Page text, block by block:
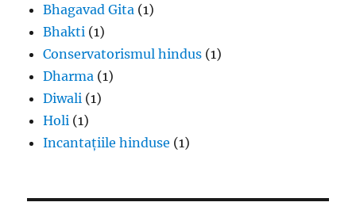
Bhagavad Gita (1)
Bhakti (1)
Conservatorismul hindus (1)
Dharma (1)
Diwali (1)
Holi (1)
Incantațiile hinduse (1)